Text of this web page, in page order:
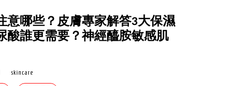
意哪些？皮膚專家解答3大保濕
酸誰更需要？神經醯胺敏感肌
skincare